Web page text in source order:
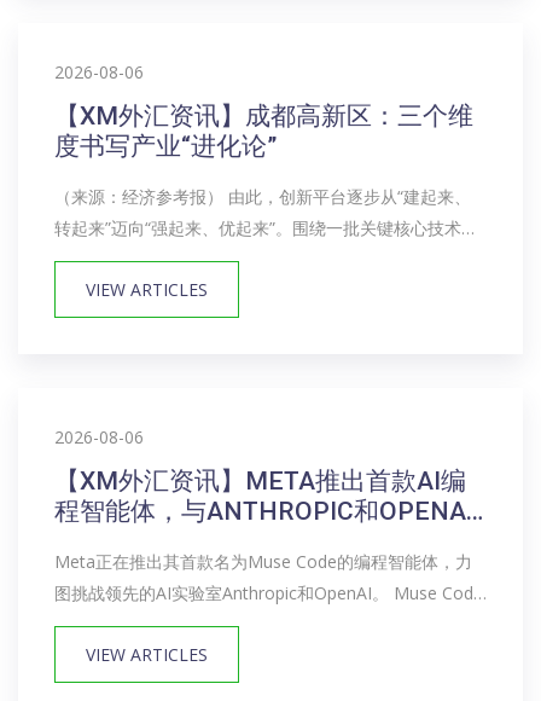
2026-08-06
【XM外汇资讯】成都高新区：三个维
度书写产业“进化论”
（来源：经济参考报） 由此，创新平台逐步从“建起来、
转起来”迈向“强起来、优起来”。围绕一批关键核心技术，
成都高新区实施揭榜挂帅型研发机构（新型研发机构）“岷
山行动”计划，目前已有13个团队成功揭榜落地，建成高能
级公共技术平台21个，形成...
VIEW ARTICLES
2026-08-06
【XM外汇资讯】META推出首款AI编
程智能体，与ANTHROPIC和OPENAI
Meta正在推出其首款名为Muse Code的编程智能体，力
图挑战领先的AI实验室Anthropic和OpenAI。 Muse Code
是AI主管亚Alexandr Wang发布的最新重要产品，他领导
Meta超级智能实验室并负责基...
VIEW ARTICLES